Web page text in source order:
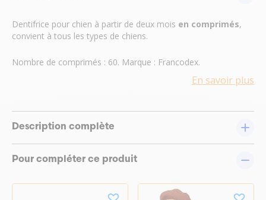
Dentifrice pour chien à partir de deux mois en comprimés,
convient à tous les types de chiens.
Nombre de comprimés : 60. Marque : Francodex.
En savoir plus
Description complète
Pour compléter ce produit